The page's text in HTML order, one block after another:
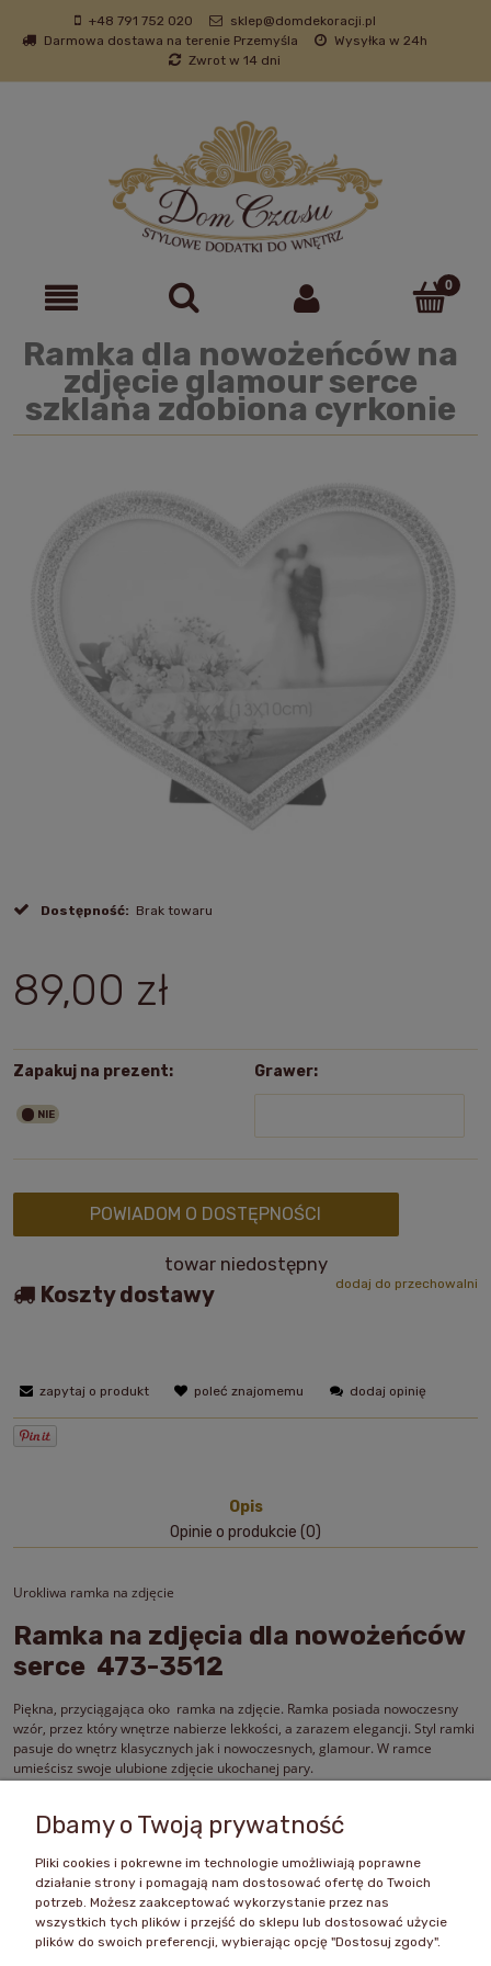
+48 791 752 020
sklep@domdekoracji.pl
Darmowa dostawa na terenie Przemyśla
Wysyłka w 24h
Zwrot w 14 dni
Ramka dla nowożeńców na
zdjęcie glamour serce
szklana zdobiona cyrkonie
Dostępność: Brak towaru
89,00 zł
Zapakuj na prezent: Grawer:
POWIADOM O DOSTĘPNOŚCI
towar niedostępny
dodaj do przechowalni
Koszty dostawy
zapytaj o produkt poleć znajomemu dodaj opinię
Opis
Opinie o produkcie (0)
Urokliwa ramka na zdjęcie
Ramka na zdjęcia dla nowożeńców
serce 473-3512
Piękna, przyciągająca oko ramka na zdjęcie. Ramka posiada nowoczesny
wzór, przez który wnętrze nabierze lekkości, a zarazem elegancji. Styl ramki
pasuje do wnętrz klasycznych jak i nowoczesnych, glamour. W ramce
umieścisz swoje ulubione zdjęcie ukochanej pary.
22×17 cm
FOTO: 10X13
Dbamy o Twoją prywatność
Pliki cookies i pokrewne im technologie umożliwiają poprawne
działanie strony i pomagają nam dostosować ofertę do Twoich
potrzeb. Możesz zaakceptować wykorzystanie przez nas
wszystkich tych plików i przejść do sklepu lub dostosować użycie
plików do swoich preferencji, wybierając opcję "Dostosuj zgody".